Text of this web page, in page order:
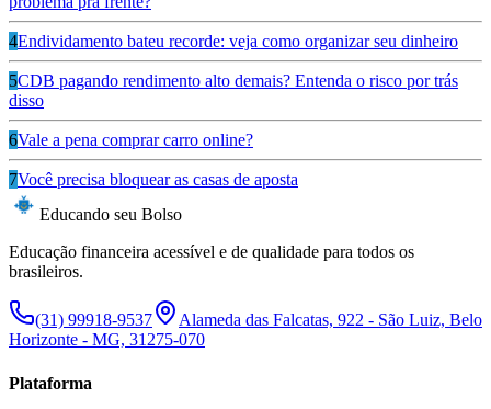
4Endividamento bateu recorde: veja como organizar seu dinheiro
5CDB pagando rendimento alto demais? Entenda o risco por trás
disso
6Vale a pena comprar carro online?
7Você precisa bloquear as casas de aposta
Educando seu Bolso
Educação financeira acessível e de qualidade para todos os
brasileiros.
(31) 99918-9537
Alameda das Falcatas, 922 - São Luiz, Belo
Horizonte - MG, 31275-070
Plataforma